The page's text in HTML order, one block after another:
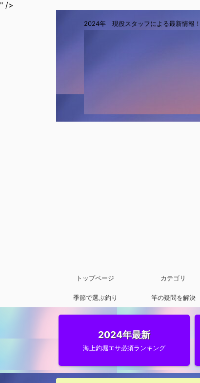
" />
2024年 現役スタッフによる最新情報！
トップページ カテゴリ
季節で選ぶ釣り 竿の疑問を解決
2024年最新
海上釣堀エサ必須ランキング